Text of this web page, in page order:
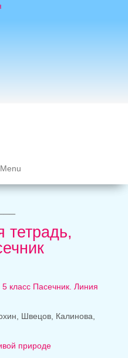
Menu
тетрадь,
класс Пасечник. Линия
Швецов, Калинова,
природе